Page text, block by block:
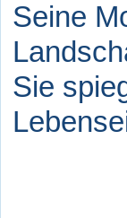
Seine
Sie